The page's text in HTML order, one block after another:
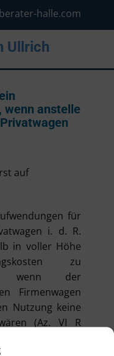
halle.com
Ullrich
wenn anstelle
auf
für
i. d. R.
in voller Höhe
zu
wenn der
Firmenwagen
Nutzung keine
(Az. VI R